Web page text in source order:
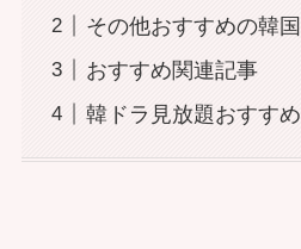
その他おすすめの韓
おすすめ関連記事
韓ドラ見放題おすす